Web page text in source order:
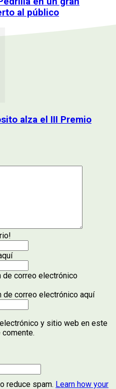
al público
alza el III Premio
de correo electrónico
de correo electrónico aquí
y sitio web en este
reduce spam. Learn how your